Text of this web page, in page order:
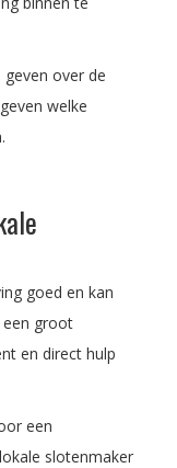
over de
welke
goed en kan
een groot
en direct hulp
een
slotenmaker